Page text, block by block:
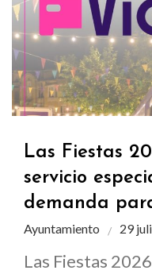
Las Fiestas
servicio
demanda
Ayuntamiento 29
Las Fiestas